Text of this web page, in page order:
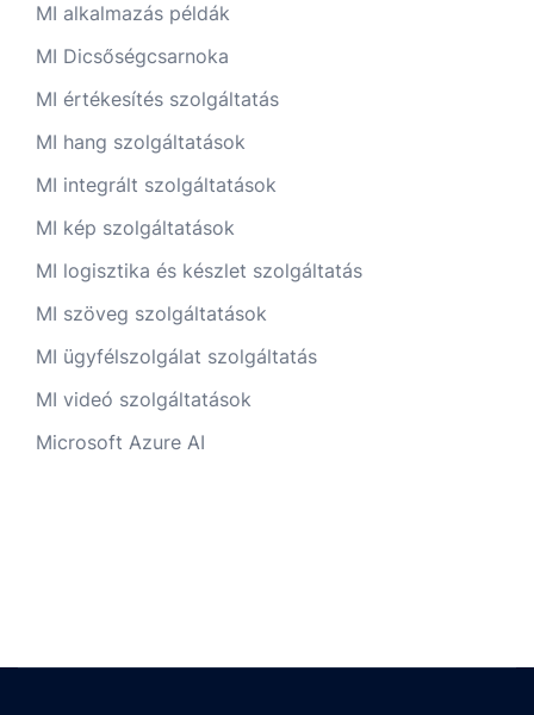
MI alkalmazás példák
MI Dicsőségcsarnoka
MI értékesítés szolgáltatás
MI hang szolgáltatások
MI integrált szolgáltatások
MI kép szolgáltatások
MI logisztika és készlet szolgáltatás
MI szöveg szolgáltatások
MI ügyfélszolgálat szolgáltatás
MI videó szolgáltatások
Microsoft Azure AI